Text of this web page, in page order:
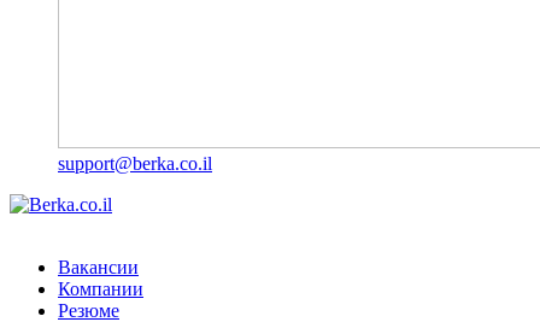
support@berka.co.il
Вакансии
Компании
Резюме